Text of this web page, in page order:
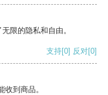
限的隐私和自由。
支持[0] 反对[0]
到商品。